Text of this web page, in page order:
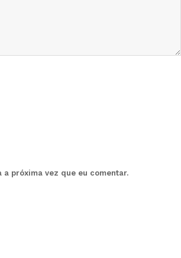
próxima vez que eu comentar.